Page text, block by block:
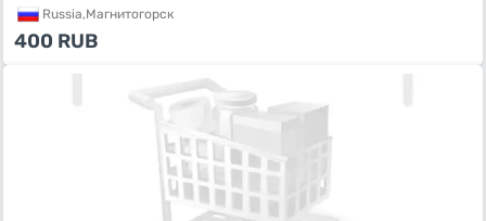
Russia,Магнитогорск
400 RUB